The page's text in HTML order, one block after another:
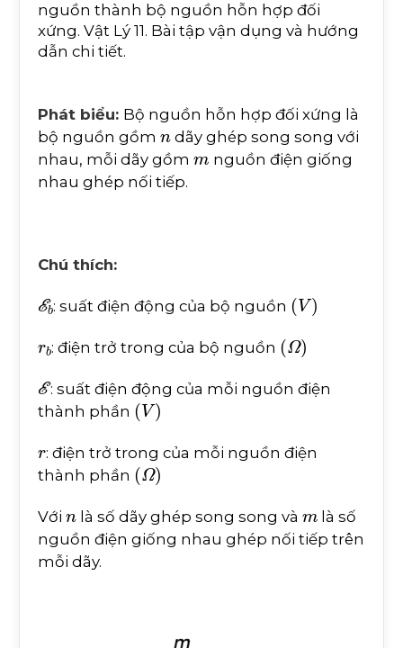
nguồn thành bộ nguồn hỗn hợp đối
xứng. Vật Lý 11. Bài tập vận dụng và hướng
dẫn chi tiết.
Phát biểu: Bộ nguồn hỗn hợp đối xứng là
bộ nguồn gồm ndãy ghép song song với
nhau, mỗi dãy gồm mnguồn điện giống
nhau ghép nối tiếp.
Chú thích:
Eb: suất điện động của bộ nguồn (V)
: điện trở trong của bộ nguồn (Ω)
E: suất điện động của mỗi nguồn điện
thành phần (V)
: điện trở trong của mỗi nguồn điện
thành phần (Ω)
Với là số dãy ghép song song và
là số
nguồn điện giống nhau ghép nối tiếp trên
mỗi dãy.